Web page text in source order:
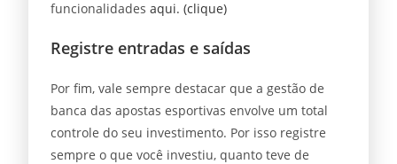
funcionalidadesaqui. (clique)
Registre entradas e saídas
Por fim, vale sempre destacar que a gestão de
banca das apostas esportivas envolve um total
controle do seu investimento. Por isso registre
sempre o que você investiu, quanto teve de